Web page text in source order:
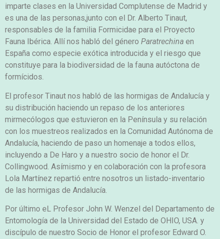
imparte clases en la Universidad Complutense de Madrid y
es una de las personas,junto con el Dr. Alberto Tinaut,
responsables de la familia Formicidae para el Proyecto
Fauna Ibérica. Allí nos habló del género Paratrechina en
España como especie exótica introducida y el riesgo que
constituye para la biodiversidad de la fauna autóctona de
formícidos.
El profesor Tinaut nos habló de las hormigas de Andalucía y
su distribución haciendo un repaso de los anteriores
mirmecólogos que estuvieron en la Península y su relación
con los muestreos realizados en la Comunidad Autónoma de
Andalucía, haciendo de paso un homenaje a todos ellos,
incluyendo a De Haro y a nuestro socio de honor el Dr.
Collingwood. Asímismo y en colaboración con la profesora
Lola Martínez repartió entre nosotros un listado-inventario
de las hormigas de Andalucía.
Por último eL Profesor John W. Wenzel del Departamento de
Entomología de la Universidad del Estado de OHIO, USA. y
discípulo de nuestro Socio de Honor el profesor Edward O.